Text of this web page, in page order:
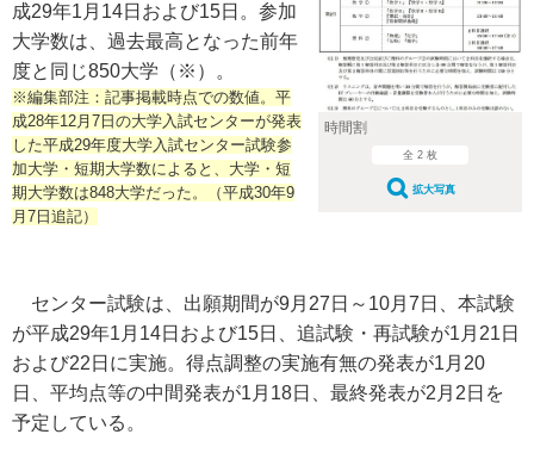
時間割
全 2 枚
拡大写真
成29年1月14日および15日。参加
大学数は、過去最高となった前年
度と同じ850大学（※）。
※編集部注：記事掲載時点での数値。平
成28年12月7日の大学入試センターが発表
した平成29年度大学入試センター試験参
加大学・短期大学数によると、大学・短
期大学数は848大学だった。（平成30年9
月7日追記）
センター試験は、出願期間が9月27日～10月7日、本試験
が平成29年1月14日および15日、追試験・再試験が1月21日
および22日に実施。得点調整の実施有無の発表が1月20
日、平均点等の中間発表が1月18日、最終発表が2月2日を
予定している。